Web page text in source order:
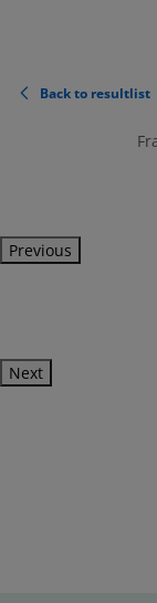
Back to resultlist
Previous
Next